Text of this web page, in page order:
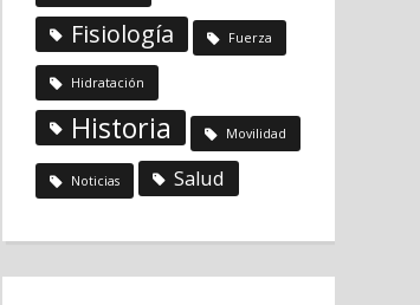
Fisiología Fuerza
Hidratación
Historia Movilidad
Noticias Salud